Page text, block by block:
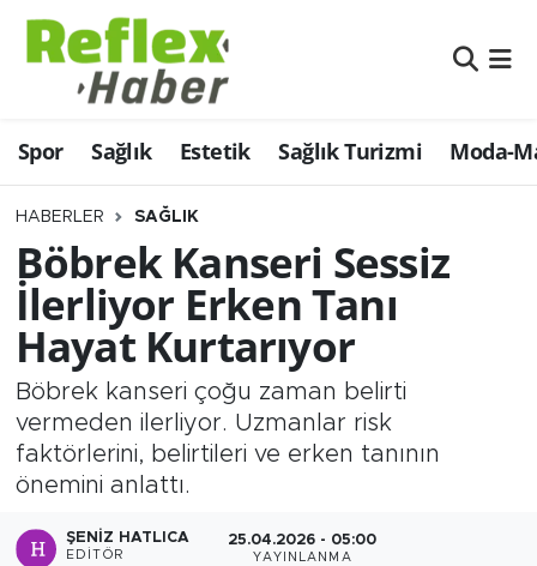
Spor Sağlık Estetik Sağlık Turizmi Moda-
HABERLER SAĞLIK
Böbrek Kanseri Sessiz
İlerliyor Erken Tanı
Hayat Kurtarıyor
Böbrek kanseri çoğu zaman belirti
vermeden ilerliyor. Uzmanlar risk
faktörlerini, belirtileri ve erken tanının
önemini anlattı.
ŞENIZ HATLICA
EDITÖR
25.04.2026 - 05:00
YAYINLANMA
Eğitim
Estetik
Firmalardan
Güncel
İş ve Ekonomi
Moda-Magazin-Eğlence
Sağlık
Nöbetçi Eczaneler
Hava Durumu
Namaz Vakitleri
Trafik Durumu
Şampiyonlar Ligi Puan Durumu ve Fikstür
Tüm Manşetler
Son Dakika Haberleri